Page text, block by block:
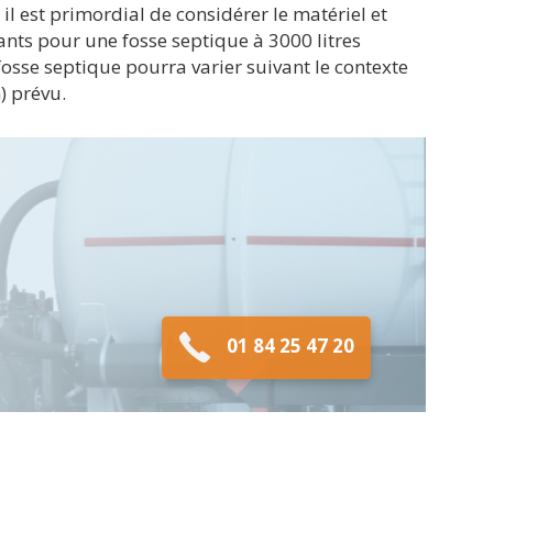
est primordial de considérer le matériel et
pour une fosse septique à 3000 litres
septique pourra varier suivant le contexte
prévu.
01 84 25 47 20